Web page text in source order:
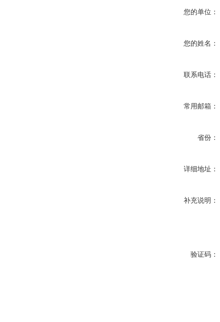
您的单位：
您的姓名：
联系电话：
常用邮箱：
省份：
详细地址：
补充说明：
验证码：